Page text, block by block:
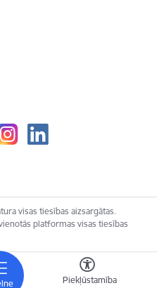
Piekļūstamība
visas tiesības aizsargātas.
platformas visas tiesības